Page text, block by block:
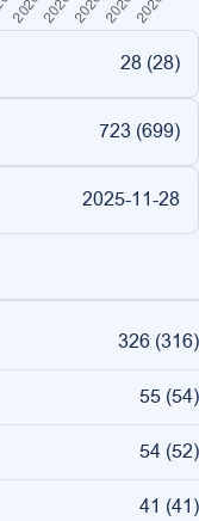
28 (28)
723 (699)
2025-11-28
326 (316)
55 (54)
54 (52)
41 (41)